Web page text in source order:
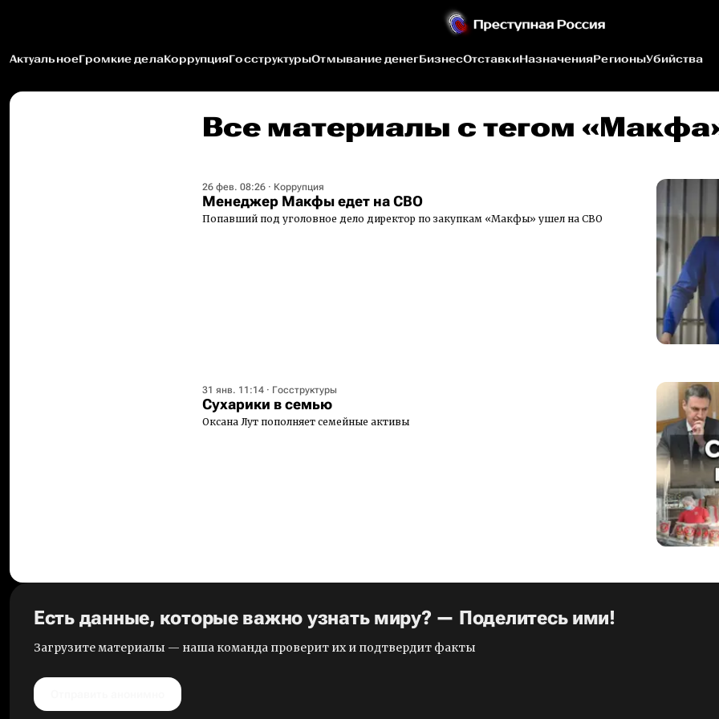
АктуальноеГромкие делаКоррупцияГосструктурыОтмывание денегБизнесОтставкиНазначенияРегионыУбийства
Все материалы c тегом
26 фев. 08:26 · Коррупция
Менеджер Макфы едет на СВО
Попавший под уголовное дело директор по закупкам «Макфы» ушел на СВО
31 янв. 11:14 · Госструктуры
Сухарики в семью
Оксана Лут пополняет семейные активы
Есть данные, которые важно узнать миру? — Поделитесь ими!
Загрузите материалы — наша команда проверит их и подтвердит факты